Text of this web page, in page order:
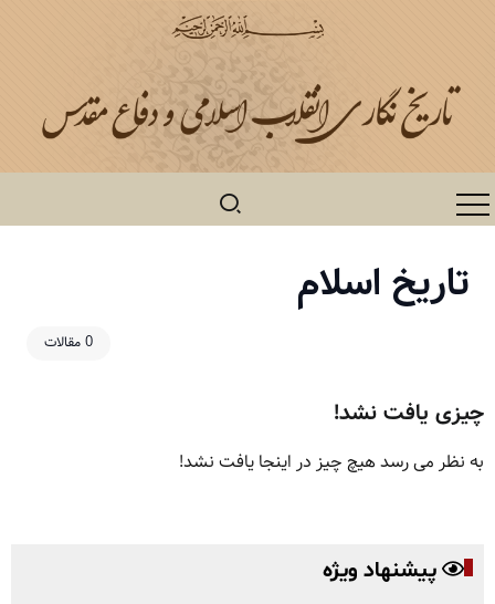
تاریخ اسلام
0 مقالات
چیزی یافت نشد!
به نظر می رسد هیچ چیز در اینجا یافت نشد!
پیشنهاد ویژه